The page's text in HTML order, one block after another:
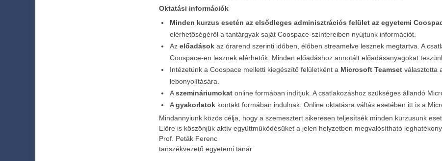
Oktatási információk
Minden kurzus esetén az elsődleges adminisztrációs felület az egyetemi
elérhetőségéről a tantárgyak saját Coospace-színtereiben nyújtunk információt.
Az előadásokaz órarend szerinti időben, élőben streamelve lesznek megtartva. A
Coospace-en lesznek elérhetők. Minden előadáshoz annotált előadásanyagokat
Intézetünk a Coospace melletti kiegészítő felületként a Microsoft Teamsetválasztotta
lebonyolítására.
Aszemináriumokatonline formában indítjuk. A csatlakozáshoz szükséges állandó
Agyakorlatokkontakt formában indulnak. Online oktatásra váltás esetében itt is a
Mindannyiunk közös célja, hogy a szemesztert sikeresen teljesítsék minden kurzusunk
Előre is köszönjük aktív együttműködésüket a jelen helyzetben megvalósítható
Prof. Peták Ferenc
tanszékvezető egyetemi tanár